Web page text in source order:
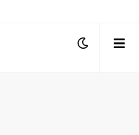
Almeida.